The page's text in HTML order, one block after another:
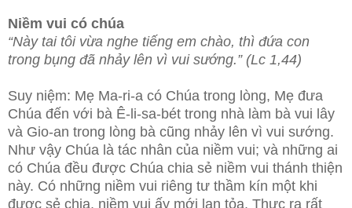
Niềm vui có chúa
“Này tai tôi vừa nghe tiếng em chào, thì đứa con
trong bụng đã nhảy lên vì vui sướng.” (Lc 1,44)
Suy niệm: Mẹ Ma-ri-a có Chúa trong lòng, Mẹ đưa
Chúa đến với bà Ê-li-sa-bét trong nhà làm bà vui lây
và Gio-an trong lòng bà cũng nhảy lên vì vui sướng.
Như vậy Chúa là tác nhân của niềm vui; và những ai
có Chúa đều được Chúa chia sẻ niềm vui thánh thiện
này. Có những niềm vui riêng tư thầm kín một khi
được sẻ chia, niềm vui ấy mới lan tỏa. Thực ra rất